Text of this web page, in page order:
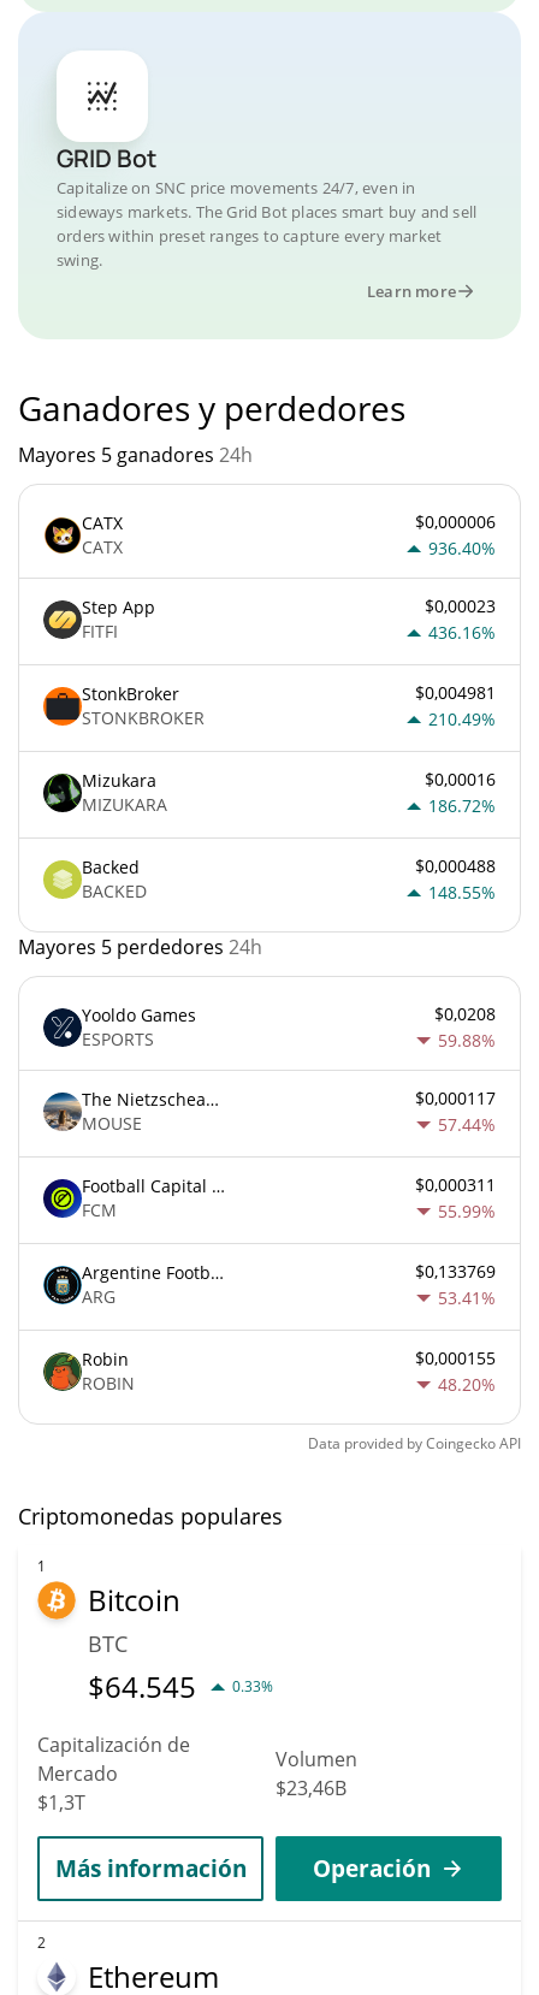
GRID Bot
Capitalize on SNC price movements 24/7, even in
sideways markets. The Grid Bot places smart buy and sell
orders within preset ranges to capture every market
swing.
Learn more
Ganadores y perdedores
Mayores 5 ganadores 24h
CATX
CATX
$0,000006
936.40%
Step App
FITFI
$0,00023
436.16%
StonkBroker
STONKBROKER
$0,004981
210.49%
Mizukara
MIZUKARA
$0,00016
186.72%
Backed
BACKED
$0,000488
148.55%
Mayores 5 perdedores 24h
Yooldo Games
ESPORTS
$0,0208
59.88%
The Nietzschean Mouse
MOUSE
$0,000117
57.44%
Football Capital Markets
FCM
$0,000311
55.99%
Argentine Football Association Fan Token
ARG
$0,133769
53.41%
Robin
ROBIN
$0,000155
48.20%
Data provided byCoingeckoAPI
Criptomonedas populares
1
Bitcoin
BTC
$64.545 0.33%
Capitalización de
Mercado
$1,3T
Volumen
$23,46B
Más información Operación
2
Ethereum